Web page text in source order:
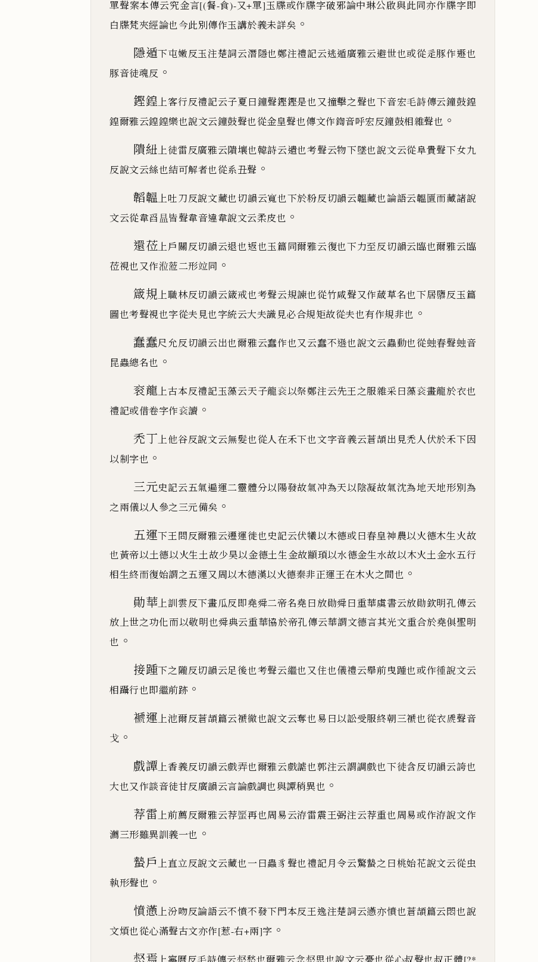
單聲案本傳云究金言[(餐-食)-又+單]玉牒或作牒字破邪論中琳公啟與此同亦作牒字即
白牒梵夾經論也今此別傳作玉講於義未詳矣 。
隱遁下屯嫩反玉注楚詞云潛隱也鄭注禮記云逃遁廣雅云避世也或從辵豚作遯也
豚音徒魂反 。
鏗鍠 上客行反禮記云子夏曰鐘聲鏗鏗是也又撞擊之聲也下音宏毛詩傳云鐘鼓鍠
鍠爾雅云鍠鍠樂也說文云鐘鼓聲也從金皇聲也傳文作鍧音呼宏反鐘鼓相雜聲也 。
隤紐 上徒雷反廣雅云隤壤也韓詩云遺也考聲云物下墜也說文云從阜貴聲下女九
反說文云絲也結可解者也從系丑聲 。
韜韞 上吐刀反說文藏也切韻云寬也下於粉反切韻云韞藏也論語云韞匵而藏諸說
文云從韋舀昷皆聲韋音違韋說文云柔皮也 。
還莅 上戶關反切韻云退也返也玉篇同爾雅云復也下力至反切韻云臨也爾雅云臨
莅視也又作涖蒞二形竝同 。
箴規 上職林反切韻云箴戒也考聲云規諫也從竹咸聲又作葴草名也下居隳反玉篇
圖也考聲視也字從夫見也字統云大夫識見必合規矩故從夫也有作規非也 。
蠢蠢尺允反切韻云出也爾雅云蠢作也又云蠢不遜也說文云蟲動也從䖵春聲䖵音
昆蟲總名也 。
衮龍 上古本反禮記玉藻云天子龍𬡄以祭鄭注云先王之服雜采曰藻𬡄畫龍於衣也
禮記或借卷字作𬡄讀 。
禿丁 上他谷反說文云無髮也從人在禾下也文字音義云蒼頡出見禿人伏於禾下因
以制字也 。
三元史記云五氣遍運二靈體分以陽發故氣冲為天以陰凝故氣沈為地天地形別為
之兩儀以人參之三元備矣 。
五運下王問反爾雅云遷運徙也史記云伏犧以木德或曰春皇神農以火德木生火故
也黃帝以土德以火生土故少昊以金德土生金故顓頊以水德金生水故以木火土金水五行
相生終而復始謂之五運又周以木德漢以火德秦非正運王在木火之間也 。
勛華 上訓雲反下畫瓜反即堯舜二帝名堯曰放勛舜曰重華虞書云放勛欽明孔傳云
放上世之功化而以敬明也舜典云重華協於帝孔傳云華謂文德言其光文重合於堯俱聖明
也 。
接踵下之隴反切韻云足後也考聲云繼也又住也儀禮云舉前曳踵也或作㣫說文云
相躡行也即繼前跡 。
褫運 上池爾反蒼頡篇云褫徹也說文云奪也易曰以訟受服終朝三褫也從衣虒聲音
戈 。
戲譚 上香義反切韻云戲弄也爾雅云戲謔也郭注云謂調戲也下徒含反切韻云誇也
大也又作談音徒甘反廣韻云言論戲調也與譚稍異也 。
荐雷 上前薦反爾雅云荐𧏐再也周易云洊雷震王弼注云荐重也周易或作洊說文作
瀳三形雖異訓義一也 。
蟄戶 上直立反說文云藏也一曰蟲豸聲也禮記月令云驚蟄之曰桃始花說文云從虫
執形聲也 。
憤懣 上汾吻反論語云不憤不發下門本反王逸注楚詞云懣亦憤也蒼頡篇云悶也說
文煩也從心滿聲古文亦作[惹-右+兩]字 。
惄焉 上寧曆反毛詩傳云惄愁也爾雅云念惄思也說文云憂也從心叔聲也叔正體[?*